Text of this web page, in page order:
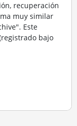
recuperación
muy similar
Este
bajo